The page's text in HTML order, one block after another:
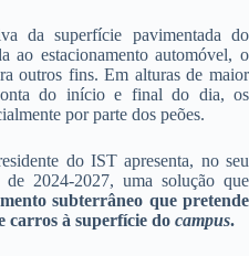
da superfície pavimentada do
ao estacionamento automóvel, o
outros fins. Em alturas de maior
do início e final do dia, os
por parte dos peões.
do IST apresenta, no seu
2024-2027, uma solução que
subterrâneo que pretende
carros à superfície do campus.